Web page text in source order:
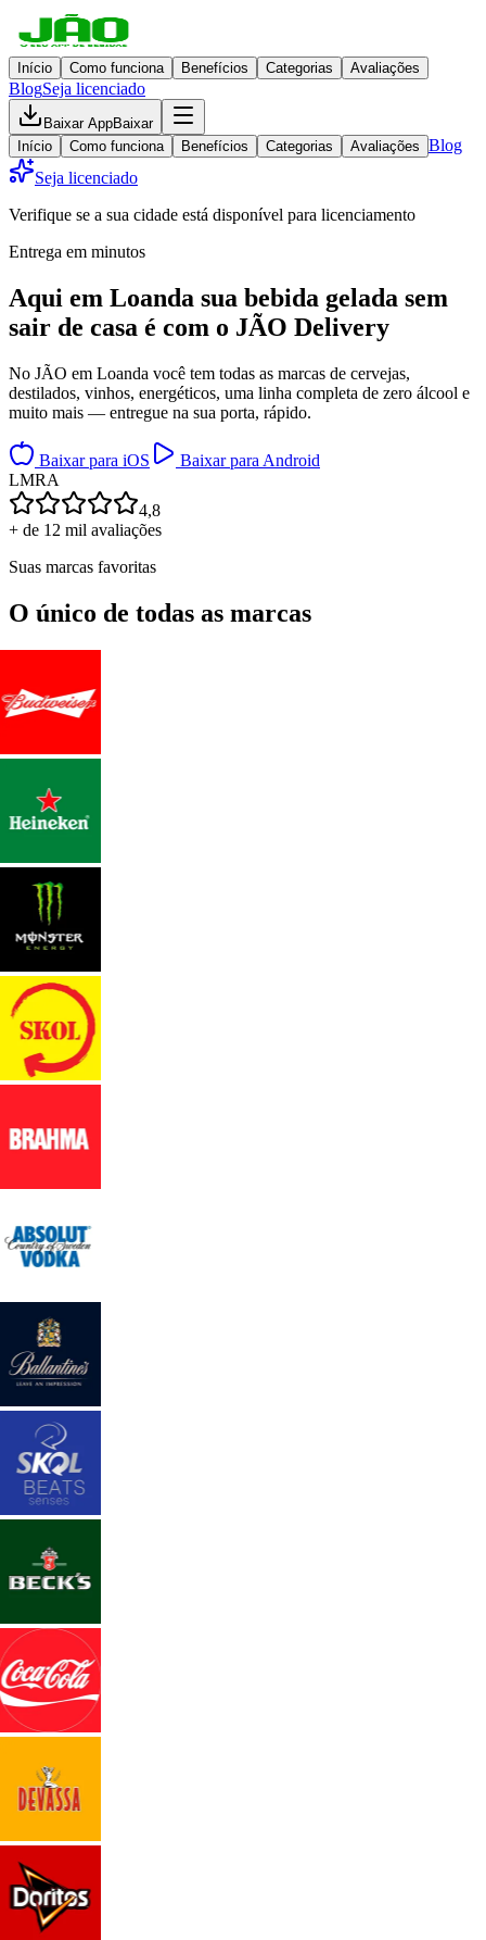
Início Como funciona Benefícios Categorias Avaliações
BlogSeja licenciado
Baixar AppBaixar
Início
Como funciona Benefícios Categorias Avaliações Blog
Seja licenciado
Verifique se a sua cidade está disponível para licenciamento
Entrega em minutos
Aqui em Loanda sua bebida gelada sem
sair de casa é com o JÃO Delivery
No JÃO em Loanda você tem todas as marcas de cervejas,
destilados, vinhos, energéticos, uma linha completa de zero álcool e
muito mais — entregue na sua porta, rápido.
Baixar para iOS
Baixar para Android
LMRA
4,8
+ de 12 mil avaliações
Suas marcas favoritas
O único de todas as marcas